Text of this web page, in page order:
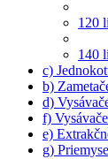
120
140
c)
b)
d)
f)
e)
g)